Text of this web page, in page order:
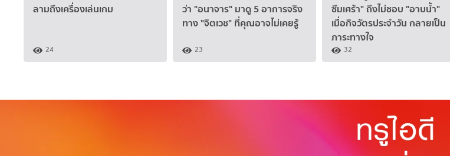
ลามถึงเครื่องเล่นเกม
24
ว่า "อนาจาร" มาดู 5 อาการจริง
ทาง "จิตเวช" ที่คุณอาจไม่เคยรู้
23
ซึมเศร้า" ถึงไม่ชอบ "อาบน้ำ"
เมื่อกิจวัตรประจำวัน กลายเป็น
ภาระทางใจ
32